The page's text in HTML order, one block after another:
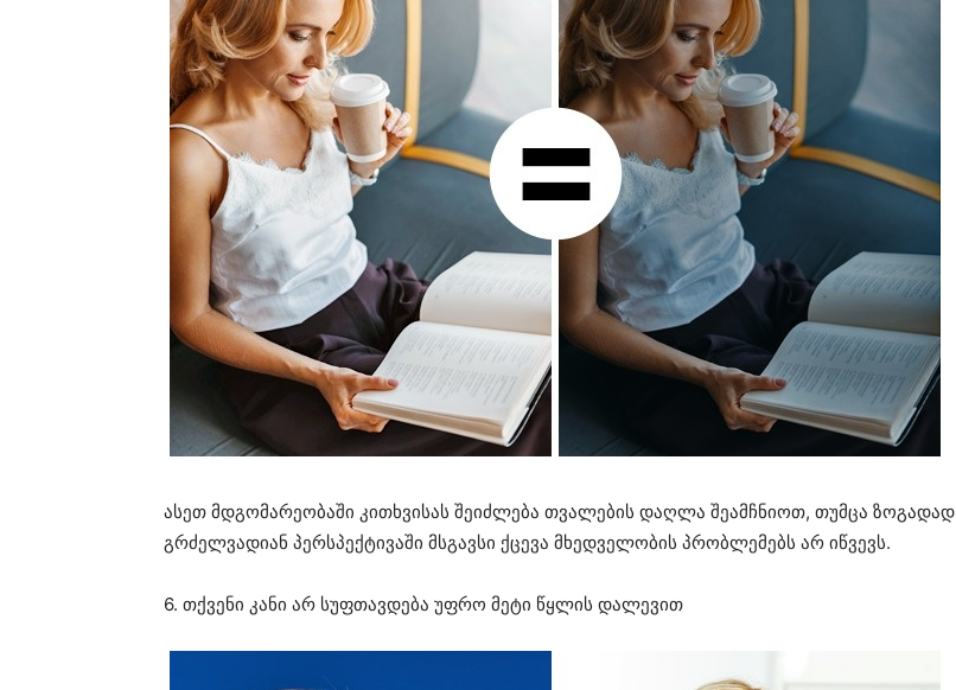
ასეთ მდგომარეობაში კითხვისას შეიძლება თვალების დაღლა შეამჩნიოთ, თუმცა ზოგადად
გრძელვადიან პერსპექტივაში მსგავსი ქცევა მხედველობის პრობლემებს არ იწვევს.
6. თქვენი კანი არ სუფთავდება უფრო მეტი წყლის დალევით